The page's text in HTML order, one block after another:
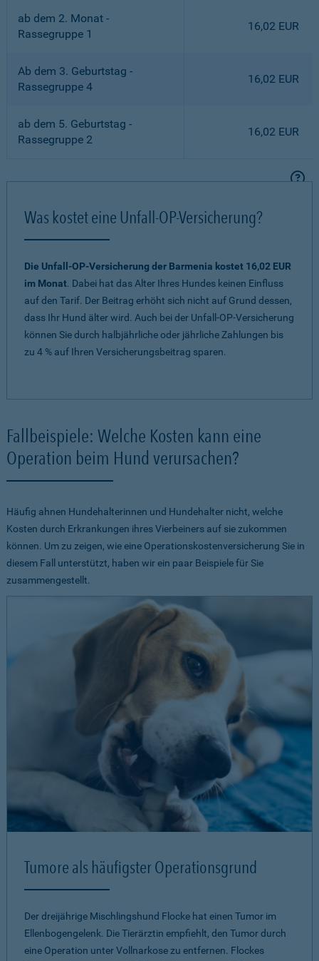
ab dem 2. Monat -
Rassegruppe 1
16,02 EUR
Ab dem 3. Geburtstag -
Rassegruppe 4
16,02 EUR
ab dem 5. Geburtstag -
Rassegruppe 2
16,02 EUR
Was kostet eine Unfall-OP-Versicherung?
Die Unfall-OP-Versicherung der Barmenia kostet 16,02 EUR
im Monat. Dabei hat das Alter Ihres Hundes keinen Einfluss
auf den Tarif. Der Beitrag erhöht sich nicht auf Grund dessen,
dass Ihr Hund älter wird. Auch bei der Unfall-OP-Versicherung
können Sie durch halbjährliche oder jährliche Zahlungen bis
zu 4 % auf Ihren Versicherungsbeitrag sparen.
Fallbeispiele: Welche Kosten kann eine
Operation beim Hund verursachen?
Häufig ahnen Hundehalterinnen und Hundehalter nicht, welche
Kosten durch Erkrankungen ihres Vierbeiners auf sie zukommen
können. Um zu zeigen, wie eine Operationskostenversicherung Sie in
diesem Fall unterstützt, haben wir ein paar Beispiele für Sie
zusammengestellt.
Tumore als häufigster Operationsgrund
Der dreijährige Mischlingshund Flocke hat einen Tumor im
Ellenbogengelenk. Die Tierärztin empfiehlt, den Tumor durch
eine Operation unter Vollnarkose zu entfernen. Flockes